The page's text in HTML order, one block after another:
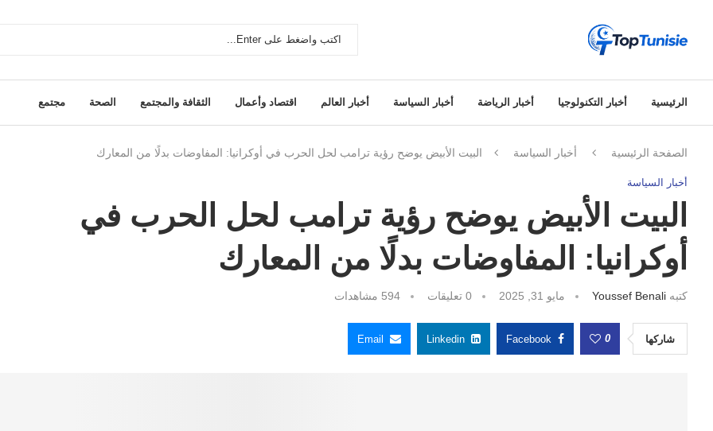
الرئيسية أخبار التكنولوجيا أخبار الرياضة أخبار السياسة أخبار العالم اقتصاد وأعمال الثقافة والمجتمع الصحة مجتمع
الصفحة الرئيسية أخبار السياسة البيت الأبيض يوضح رؤية ترامب لحل الحرب في أوكرانيا: المفاوضات بدلًا من المعارك
أخبار السياسة
البيت الأبيض يوضح رؤية ترامب لحل الحرب في
أوكرانيا: المفاوضات بدلًا من المعارك
كتبه Youssef Benali مايو 31, 2025 0 تعليقات 594 مشاهدات
شاركها 0
Facebook
Linkedin
Email